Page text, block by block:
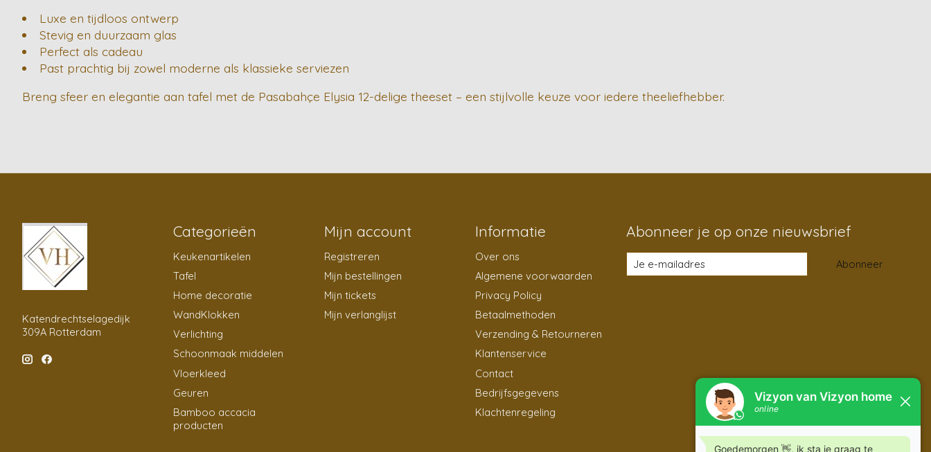
Luxe en tijdloos ontwerp
Stevig en duurzaam glas
Perfect als cadeau
Past prachtig bij zowel moderne als klassieke serviezen
Breng sfeer en elegantie aan tafel met de Pasabahçe Elysia 12-delige theeset – een stijlvolle keuze voor iedere theeliefhebber.
Katendrechtselagedijk
309A Rotterdam
Categorieën
Keukenartikelen
Tafel
Home decoratie
WandKlokken
Verlichting
Schoonmaak middelen
Vloerkleed
Geuren
Bamboo accacia
producten
Mijn account
Registreren
Mijn bestellingen
Mijn tickets
Mijn verlanglijst
Informatie
Over ons
Algemene voorwaarden
Privacy Policy
Betaalmethoden
Verzending & Retourneren
Klantenservice
Contact
Bedrijfsgegevens
Klachtenregeling
Abonneer je op onze nieuwsbrief
Abonneer